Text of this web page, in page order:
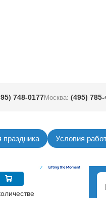
748-0177Москва: (495) 785-
Условия
Линколуны Gemar
шт